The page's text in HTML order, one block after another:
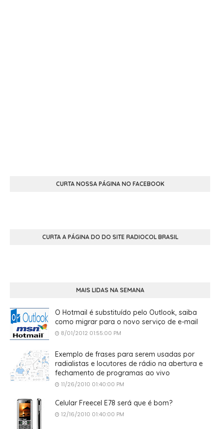
CURTA NOSSA PÁGINA NO FACEBOOK
CURTA A PÁGINA DO DO SITE RADIOCOL BRASIL
MAIS LIDAS NA SEMANA
O Hotmail é substituído pelo Outlook, saiba
como migrar para o novo serviço de e-mail
8/01/2012 01:55:00 PM
Exemplo de frases para serem usadas por
radialistas e locutores de rádio na abertura e
fechamento de programas ao vivo
11/26/2010 01:40:00 PM
Celular Freecel E78 será que é bom?
12/16/2010 01:40:00 PM